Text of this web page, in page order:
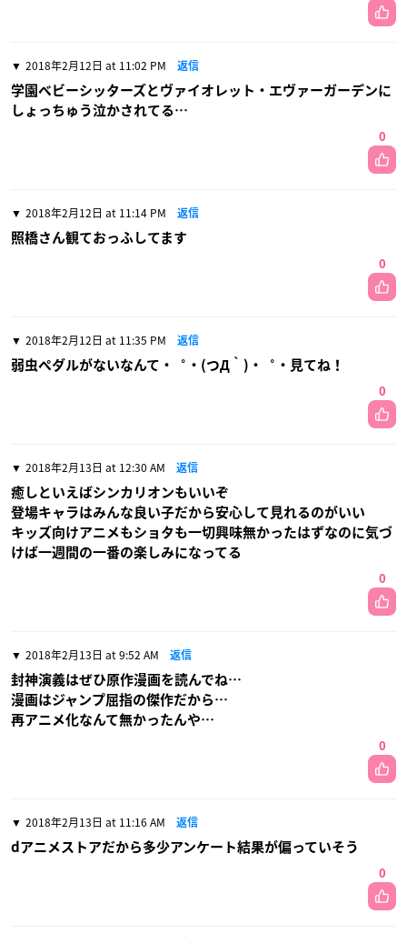
2018年2月12日 at 11:02 PM 返信
学園ベビーシッターズとヴァイオレット・エヴァーガーデンに
しょっちゅう泣かされてる…
0
2018年2月12日 at 11:14 PM 返信
照橋さん観ておっふしてます
0
2018年2月12日 at 11:35 PM 返信
弱虫ペダルがないなんて・゜・(つД｀)・゜・見てね！
0
2018年2月13日 at 12:30 AM 返信
癒しといえばシンカリオンもいいぞ
登場キャラはみんな良い子だから安心して見れるのがいい
キッズ向けアニメもショタも一切興味無かったはずなのに気づ
けば一週間の一番の楽しみになってる
0
2018年2月13日 at 9:52 AM 返信
封神演義はぜひ原作漫画を読んでね…
漫画はジャンプ屈指の傑作だから…
再アニメ化なんて無かったんや…
0
2018年2月13日 at 11:16 AM 返信
dアニメストアだから多少アンケート結果が偏っていそう
0